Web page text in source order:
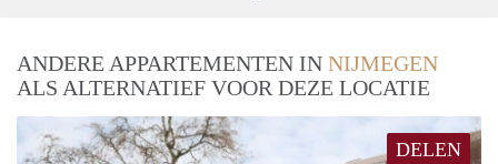
ANDERE APPARTEMENTEN IN NIJMEGEN
ALS ALTERNATIEF VOOR DEZE LOCATIE
DELEN